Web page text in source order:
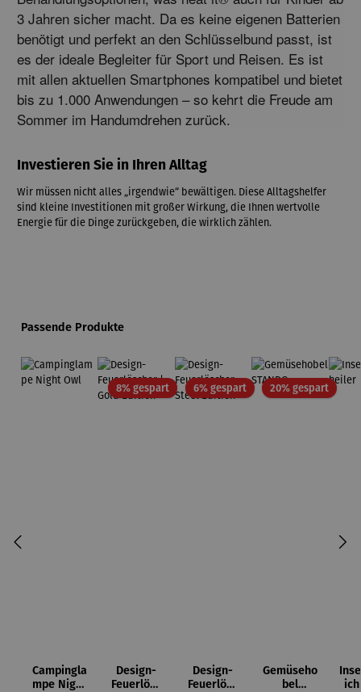
3 Jahren sicher macht. Da es keine eigenen Batterien
benötigt und perfekt an den Schlüsselbund passt, ist
es der ideale Begleiter für Sport und Reisen. Es ist
mit allen aktuellen Smartphones kompatibel und bietet
bis zu 1.000 Anwendungen – so kehrt die Freude am
Sommer im Handumdrehen zurück.
Investieren Sie in Ihren Alltag
Wir müssen nicht alles „irgendwie“ bewältigen. Diese Alltagshelfer
sind kleine Investitionen mit großer Wirkung, die Ihnen wertvolle
Energie für die Dinge zurückgeben, die wirklich zählen.
Produktgalerie überspringen
Passende Produkte
Campingla
mpe Night
8% gespartRabatt
Design-
Feuerlösc
6% gespartRabatt
Design-
Feuerlösc
20% gespartRabatt
Gemüseho
bel